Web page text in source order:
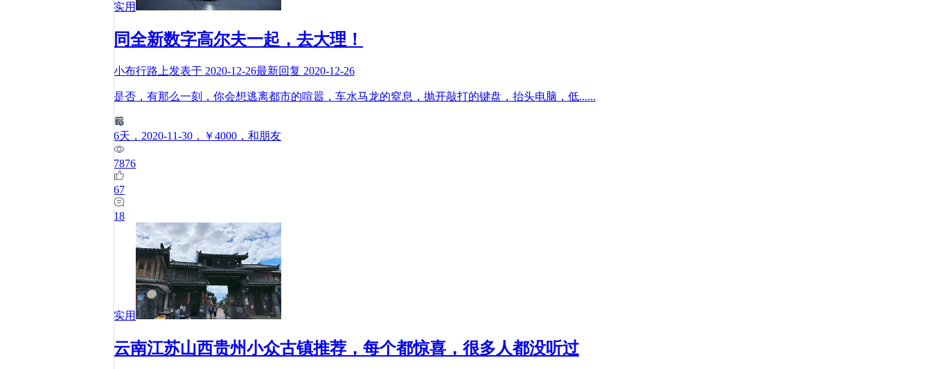
实用
同全新数字高尔夫一起，去大理！
小布行路上发表于 2020-12-26最新回复 2020-12-26
是否，有那么一刻，你会想逃离都市的喧嚣，车水马龙的窒息，抛开敲打的键盘，抬头电脑，低......
6天 ，2020-11-30 ，￥4000 ，和朋友
7876
67
18
实用
云南江苏山西贵州小众古镇推荐，每个都惊喜，很多人都没听过